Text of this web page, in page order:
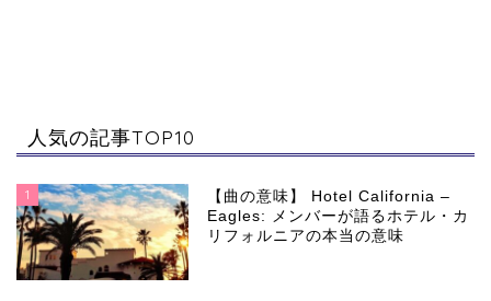
人気の記事TOP10
1
【曲の意味】 Hotel California –
Eagles: メンバーが語るホテル・カ
リフォルニアの本当の意味